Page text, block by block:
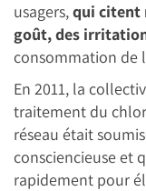
usagers,qui citent
goût, des
consommation de
En 2011, la
traitement du
réseau était
consciencieuse et
rapidement pour